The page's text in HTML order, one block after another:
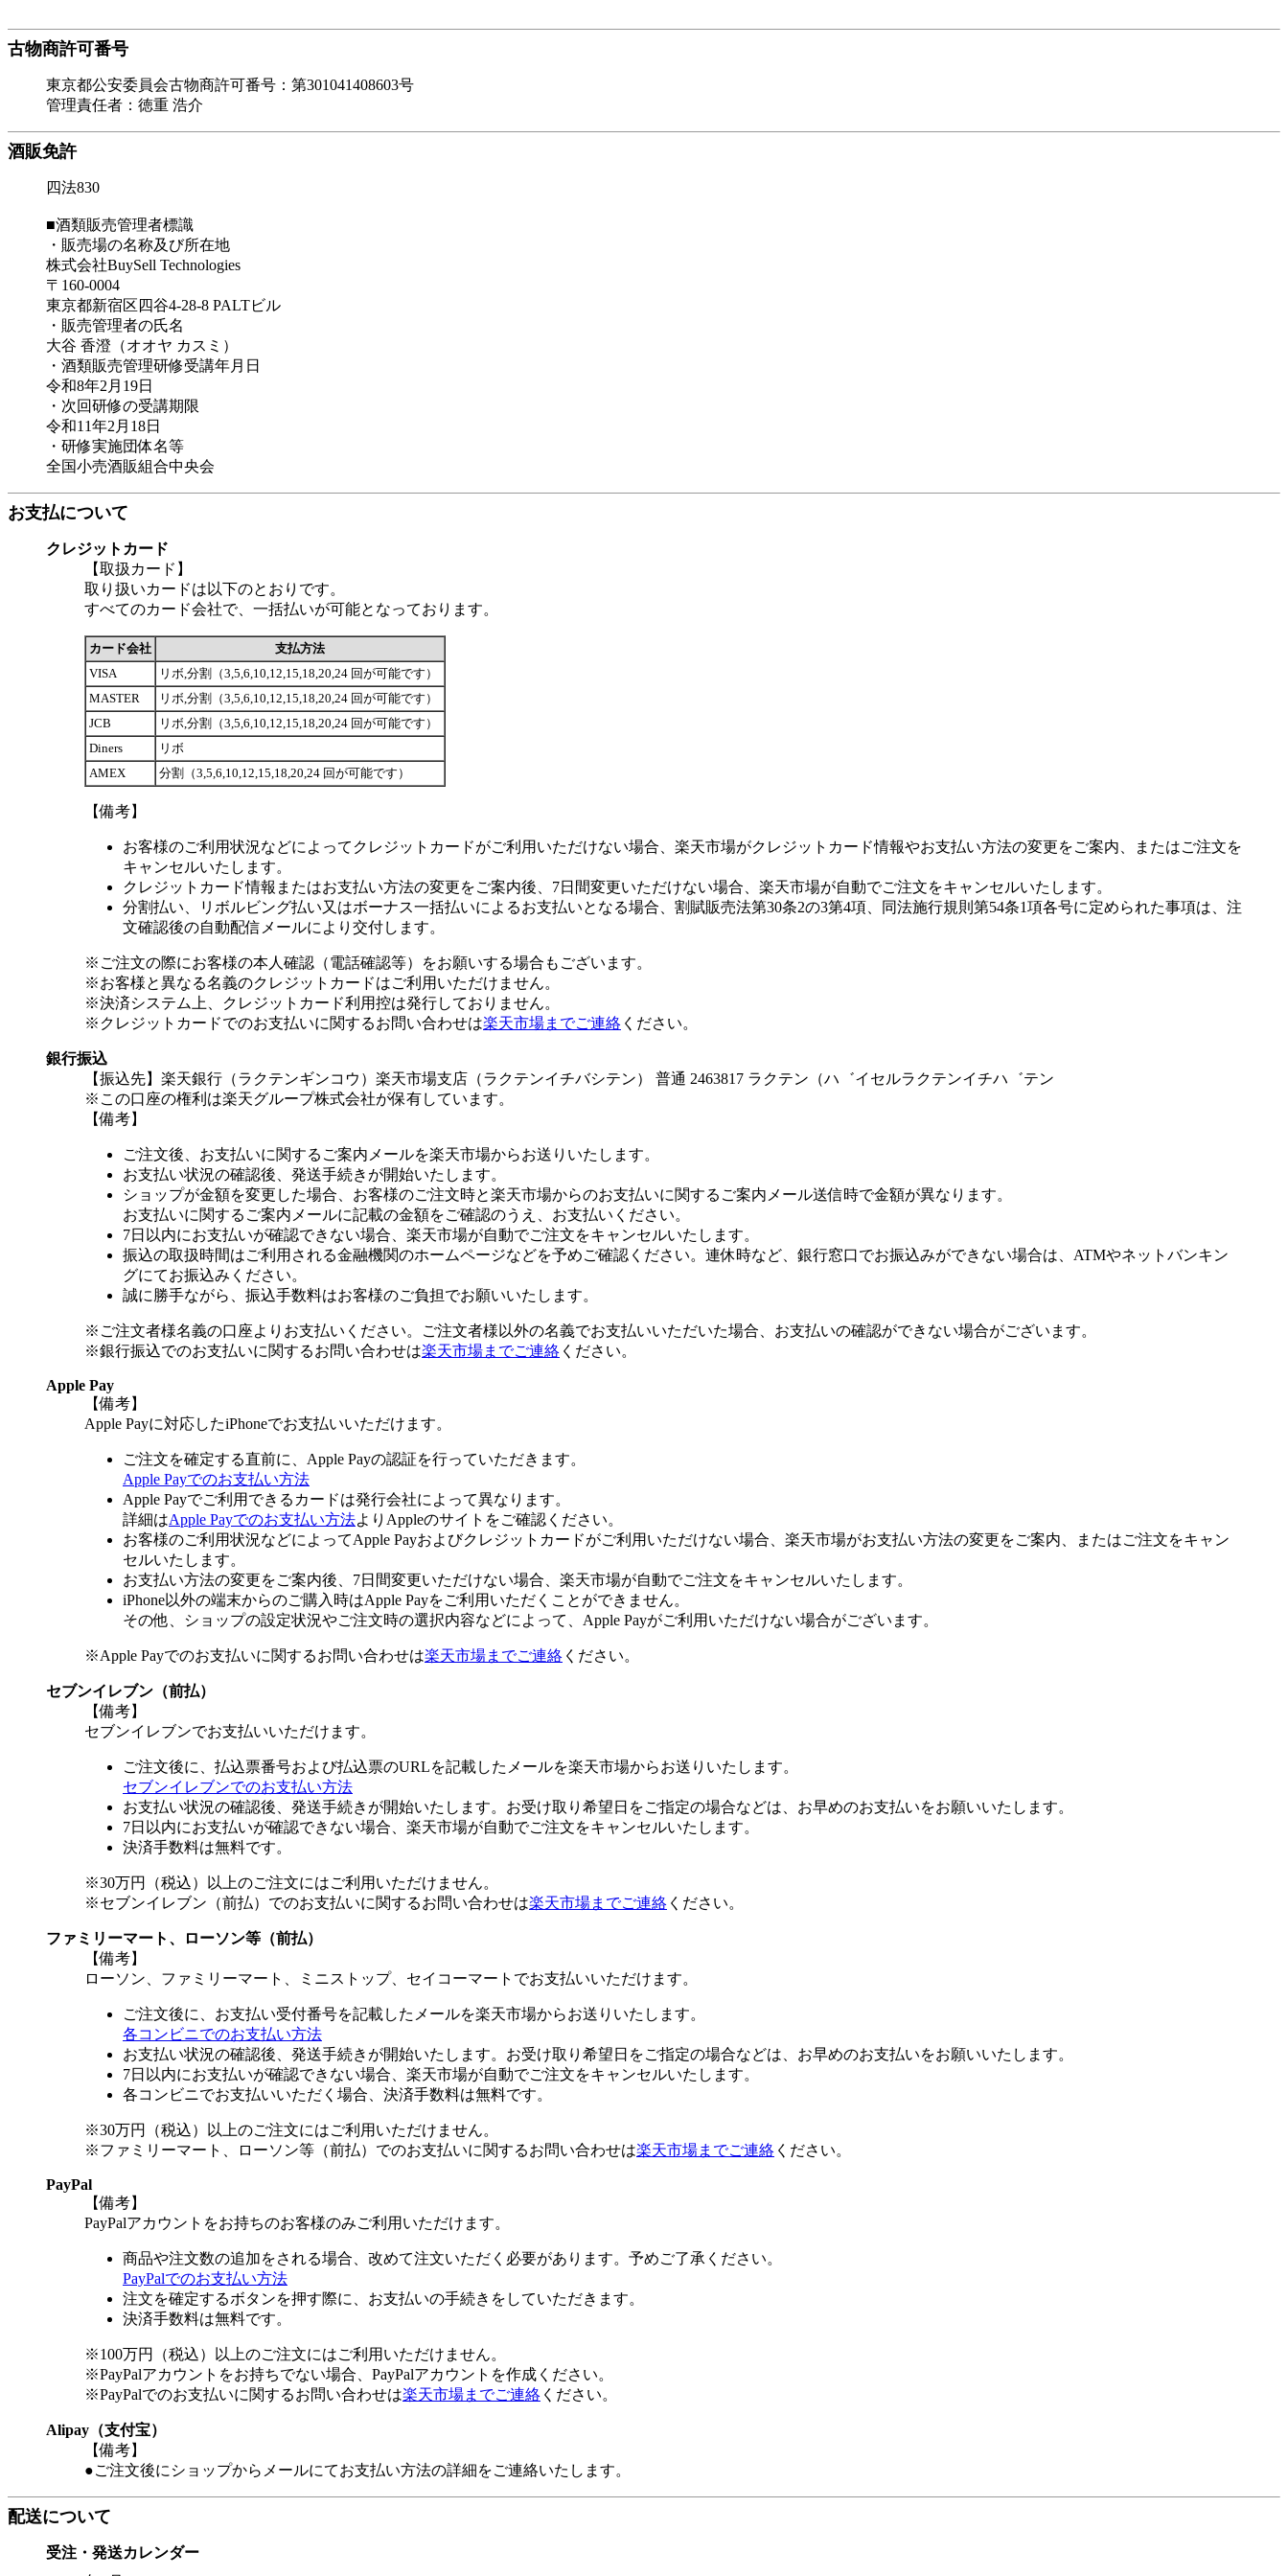
古物商許可番号
東京都公安委員会古物商許可番号：第301041408603号
管理責任者：徳重 浩介
酒販免許
四法830
■酒類販売管理者標識
・販売場の名称及び所在地
株式会社BuySell Technologies
〒160-0004
東京都新宿区四谷4-28-8 PALTビル
・販売管理者の氏名
大谷 香澄（オオヤ カスミ）
・酒類販売管理研修受講年月日
令和8年2月19日
・次回研修の受講期限
令和11年2月18日
・研修実施団体名等
全国小売酒販組合中央会
お支払について
クレジットカード
【取扱カード】
取り扱いカードは以下のとおりです。
すべてのカード会社で、一括払いが可能となっております。
カード会社
支払方法
VISA
リボ,分割（3,5,6,10,12,15,18,20,24 回が可能です）
MASTER
リボ,分割（3,5,6,10,12,15,18,20,24 回が可能です）
JCB
リボ,分割（3,5,6,10,12,15,18,20,24 回が可能です）
Diners
リボ
AMEX
分割（3,5,6,10,12,15,18,20,24 回が可能です）
【備考】
お客様のご利用状況などによってクレジットカードがご利用いただけない場合、楽天市場がクレジットカード情報やお支払い方法の変更をご案内、またはご注文を
キャンセルいたします。
クレジットカード情報またはお支払い方法の変更をご案内後、7日間変更いただけない場合、楽天市場が自動でご注文をキャンセルいたします。
分割払い、リボルビング払い又はボーナス一括払いによるお支払いとなる場合、割賦販売法第30条2の3第4項、同法施行規則第54条1項各号に定められた事項は、注
文確認後の自動配信メールにより交付します。
※ご注文の際にお客様の本人確認（電話確認等）をお願いする場合もございます。
※お客様と異なる名義のクレジットカードはご利用いただけません。
※決済システム上、クレジットカード利用控は発行しておりません。
※クレジットカードでのお支払いに関するお問い合わせは楽天市場までご連絡 ください。
銀行振込
【振込先】楽天銀行（ラクテンギンコウ）楽天市場支店（ラクテンイチバシテン） 普通 2463817 ラクテン（ハ゛イセルラクテンイチハ゛テン
※この口座の権利は楽天グループ株式会社が保有しています。
【備考】
ご注文後、お支払いに関するご案内メールを楽天市場からお送りいたします。
お支払い状況の確認後、発送手続きが開始いたします。
ショップが金額を変更した場合、お客様のご注文時と楽天市場からのお支払いに関するご案内メール送信時で金額が異なります。
お支払いに関するご案内メールに記載の金額をご確認のうえ、お支払いください。
7日以内にお支払いが確認できない場合、楽天市場が自動でご注文をキャンセルいたします。
振込の取扱時間はご利用される金融機関のホームページなどを予めご確認ください。連休時など、銀行窓口でお振込みができない場合は、ATMやネットバンキン
グにてお振込みください。
誠に勝手ながら、振込手数料はお客様のご負担でお願いいたします。
※ご注文者様名義の口座よりお支払いください。ご注文者様以外の名義でお支払いいただいた場合、お支払いの確認ができない場合がございます。
※銀行振込でのお支払いに関するお問い合わせは楽天市場までご連絡 ください。
Apple Pay
【備考】
Apple Payに対応したiPhoneでお支払いいただけます。
ご注文を確定する直前に、Apple Payの認証を行っていただきます。
Apple Payでのお支払い方法
Apple Payでご利用できるカードは発行会社によって異なります。
詳細はApple Payでのお支払い方法よりAppleのサイトをご確認ください。
お客様のご利用状況などによってApple Payおよびクレジットカードがご利用いただけない場合、楽天市場がお支払い方法の変更をご案内、またはご注文をキャン
セルいたします。
お支払い方法の変更をご案内後、7日間変更いただけない場合、楽天市場が自動でご注文をキャンセルいたします。
iPhone以外の端末からのご購入時はApple Payをご利用いただくことができません。
その他、ショップの設定状況やご注文時の選択内容などによって、Apple Payがご利用いただけない場合がございます。
※Apple Payでのお支払いに関するお問い合わせは楽天市場までご連絡 ください。
セブンイレブン（前払）
【備考】
セブンイレブンでお支払いいただけます。
ご注文後に、払込票番号および払込票のURLを記載したメールを楽天市場からお送りいたします。
セブンイレブンでのお支払い方法
お支払い状況の確認後、発送手続きが開始いたします。お受け取り希望日をご指定の場合などは、お早めのお支払いをお願いいたします。
7日以内にお支払いが確認できない場合、楽天市場が自動でご注文をキャンセルいたします。
決済手数料は無料です。
※30万円（税込）以上のご注文にはご利用いただけません。
※セブンイレブン（前払）でのお支払いに関するお問い合わせは楽天市場までご連絡 ください。
ファミリーマート、ローソン等（前払）
【備考】
ローソン、ファミリーマート、ミニストップ、セイコーマートでお支払いいただけます。
ご注文後に、お支払い受付番号を記載したメールを楽天市場からお送りいたします。
各コンビニでのお支払い方法
お支払い状況の確認後、発送手続きが開始いたします。お受け取り希望日をご指定の場合などは、お早めのお支払いをお願いいたします。
7日以内にお支払いが確認できない場合、楽天市場が自動でご注文をキャンセルいたします。
各コンビニでお支払いいただく場合、決済手数料は無料です。
※30万円（税込）以上のご注文にはご利用いただけません。
※ファミリーマート、ローソン等（前払）でのお支払いに関するお問い合わせは楽天市場までご連絡 ください。
PayPal
【備考】
PayPalアカウントをお持ちのお客様のみご利用いただけます。
商品や注文数の追加をされる場合、改めて注文いただく必要があります。予めご了承ください。
PayPalでのお支払い方法
注文を確定するボタンを押す際に、お支払いの手続きをしていただきます。
決済手数料は無料です。
※100万円（税込）以上のご注文にはご利用いただけません。
※PayPalアカウントをお持ちでない場合、PayPalアカウントを作成ください。
※PayPalでのお支払いに関するお問い合わせは楽天市場までご連絡 ください。
Alipay（支付宝）
【備考】
●ご注文後にショップからメールにてお支払い方法の詳細をご連絡いたします。
配送について
受注・発送カレンダー